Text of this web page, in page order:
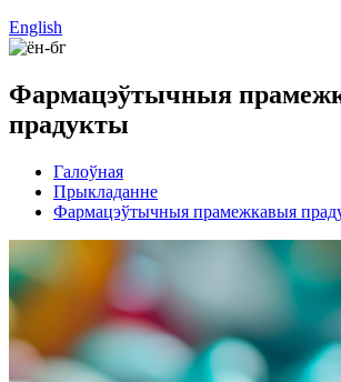
English
Фармацэўтычныя
прадукты
Галоўная
Прыкладанне
Фармацэўтычныя прамежкавыя